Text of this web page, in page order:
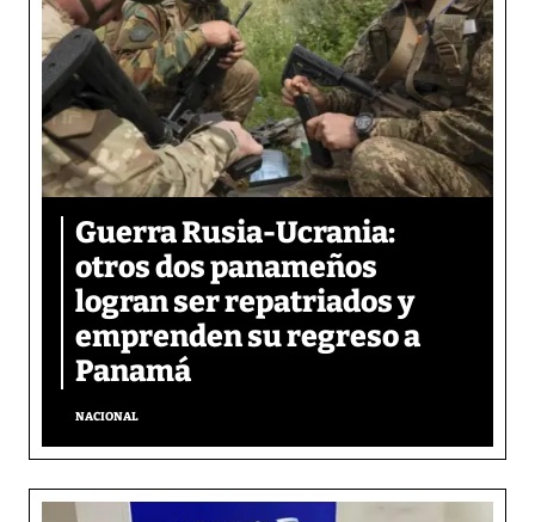
Guerra Rusia-Ucrania:
otros dos panameños
logran ser repatriados y
emprenden su regreso a
Panamá
NACIONAL